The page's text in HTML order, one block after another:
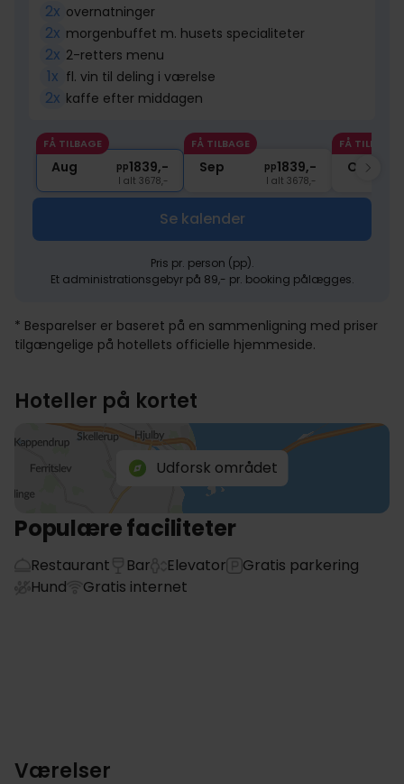
2x overnatninger
2x morgenbuffet m. husets specialiteter
2x 2-retters menu
1x fl. vin til deling i værelse
2x kaffe efter middagen
FÅ TILBAGE
Aug pp1839,-
I alt 3678,-
FÅ TILBAGE
Sep pp1839,-
I alt 3678,-
FÅ TILBAGE
Okt
Se kalender
Pris pr. person (pp).
Et administrationsgebyr på 89,- pr. booking pålægges.
* Besparelser er baseret på en sammenligning med priser
tilgængelige på hotellets officielle hjemmeside.
Hoteller på kortet
Udforsk området
Populære faciliteter
Restaurant Bar Elevator
Gratis parkering
Hund
Gratis internet
Værelser